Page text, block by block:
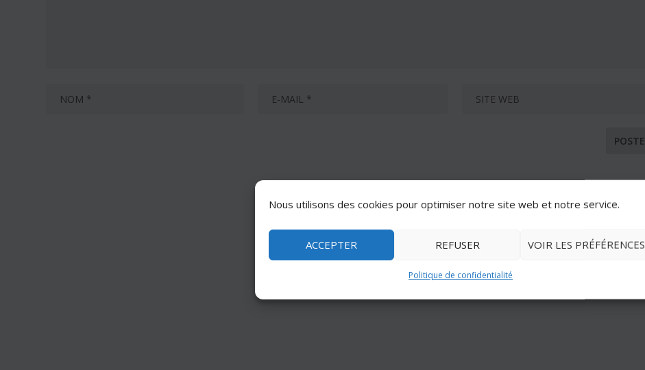
Nous utilisons des cookies pour optimiser notre site web et notre service.
ACCEPTER REFUSER VOIR LES PRÉFÉRENCES
Politique de confidentialité